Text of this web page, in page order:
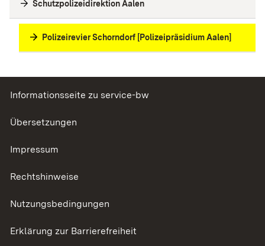
Schutzpolizeidirektion Aalen
Polizeirevier Schorndorf [Polizeipräsidium Aalen]
Informationsseite zu service-bw
Übersetzungen
Impressum
Rechtshinweise
Nutzungsbedingungen
Erklärung zur Barrierefreiheit